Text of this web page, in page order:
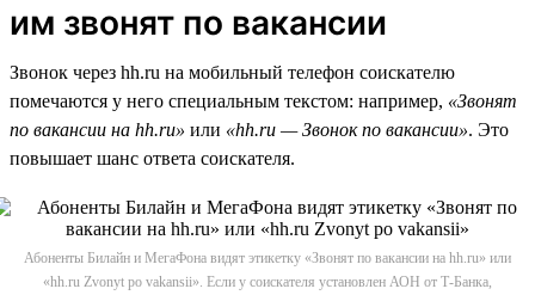
им звонят по вакансии
Звонок через hh.ru на мобильный телефон соискателю
помечаются у него специальным текстом: например, «Звонят
по вакансии на hh.ru» или «hh.ru — Звонок по вакансии». Это
повышает шанс ответа соискателя.
Абоненты Билайн и МегаФона видят этикетку «Звонят по вакансии на hh.ru» или
«hh.ru Zvonyt po vakansii». Если у соискателя установлен АОН от Т-Банка,